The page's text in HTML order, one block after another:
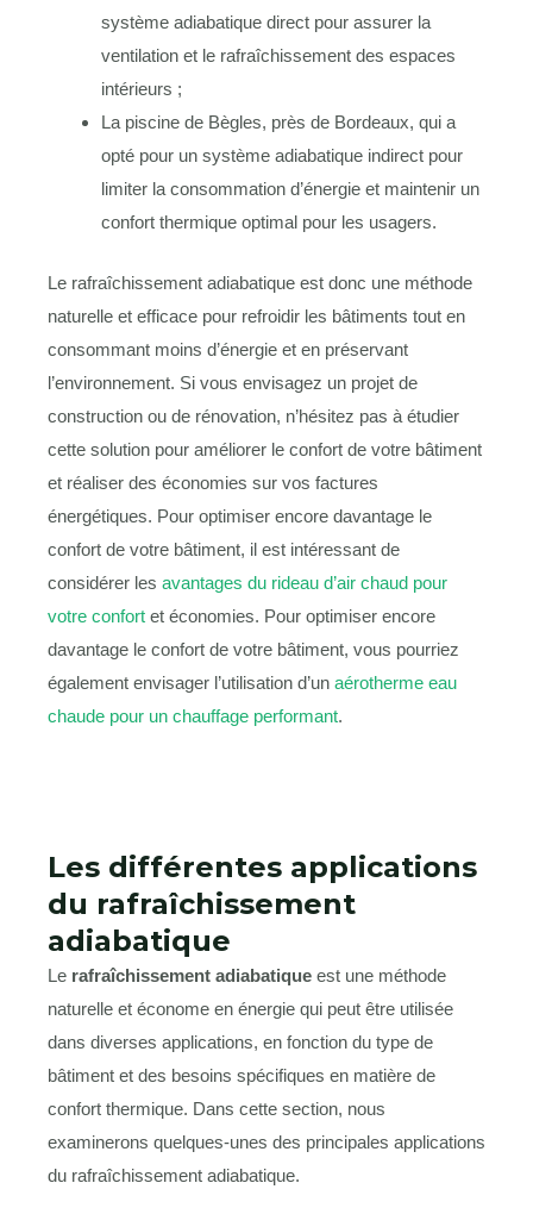
système adiabatique direct pour assurer la
ventilation et le rafraîchissement des espaces
intérieurs ;
La piscine de Bègles, près de Bordeaux, qui a
opté pour un système adiabatique indirect pour
limiter la consommation d’énergie et maintenir un
confort thermique optimal pour les usagers.
Le rafraîchissement adiabatique est donc une méthode
naturelle et efficace pour refroidir les bâtiments tout en
consommant moins d’énergie et en préservant
l’environnement. Si vous envisagez un projet de
construction ou de rénovation, n’hésitez pas à étudier
cette solution pour améliorer le confort de votre bâtiment
et réaliser des économies sur vos factures
énergétiques. Pour optimiser encore davantage le
confort de votre bâtiment, il est intéressant de
considérer les avantages du rideau d’air chaud pour
votre confort et économies. Pour optimiser encore
davantage le confort de votre bâtiment, vous pourriez
également envisager l’utilisation d’un aérotherme eau
chaude pour un chauffage performant.
Les différentes applications
du rafraîchissement
adiabatique
Le rafraîchissement adiabatique est une méthode
naturelle et économe en énergie qui peut être utilisée
dans diverses applications, en fonction du type de
bâtiment et des besoins spécifiques en matière de
confort thermique. Dans cette section, nous
examinerons quelques-unes des principales applications
du rafraîchissement adiabatique.